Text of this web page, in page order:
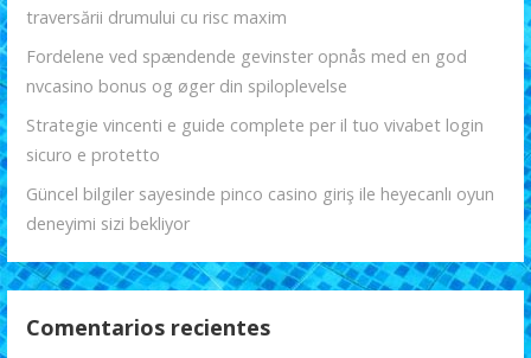
traversării drumului cu risc maxim
Fordelene ved spændende gevinster opnås med en god
nvcasino bonus og øger din spiloplevelse
Strategie vincenti e guide complete per il tuo vivabet login
sicuro e protetto
Güncel bilgiler sayesinde pinco casino giriş ile heyecanlı oyun
deneyimi sizi bekliyor
Comentarios recientes